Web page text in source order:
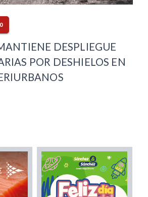
DESPLIEGUE
POR DESHIELOS EN